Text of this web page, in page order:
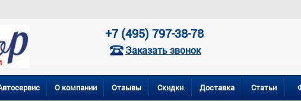
+7 (495) 797-38-78
Заказать звонок
О компании Отзывы Скидки Доставка Статьи